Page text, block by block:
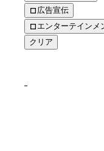
広告宣伝
エンターテインメ
クリア